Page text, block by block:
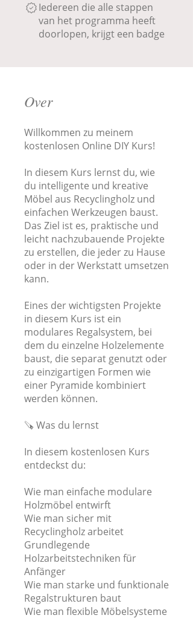
Iedereen die alle stappen
van het programma heeft
doorlopen, krijgt een badge
Over
Willkommen zu meinem
kostenlosen Online DIY Kurs!
In diesem Kurs lernst du, wie
du intelligente und kreative
Möbel aus Recyclingholz und
einfachen Werkzeugen baust.
Das Ziel ist es, praktische und
leicht nachzubauende Projekte
zu erstellen, die jeder zu Hause
oder in der Werkstatt umsetzen
kann.
Eines der wichtigsten Projekte
in diesem Kurs ist ein
modulares Regalsystem, bei
dem du einzelne Holzelemente
baust, die separat genutzt oder
zu einzigartigen Formen wie
einer Pyramide kombiniert
werden können.
🪚 Was du lernst
In diesem kostenlosen Kurs
entdeckst du:
Wie man einfache modulare
Holzmöbel entwirft
Wie man sicher mit
Recyclingholz arbeitet
Grundlegende
Holzarbeitstechniken für
Anfänger
Wie man starke und funktionale
Regalstrukturen baut
Wie man flexible Möbelsysteme